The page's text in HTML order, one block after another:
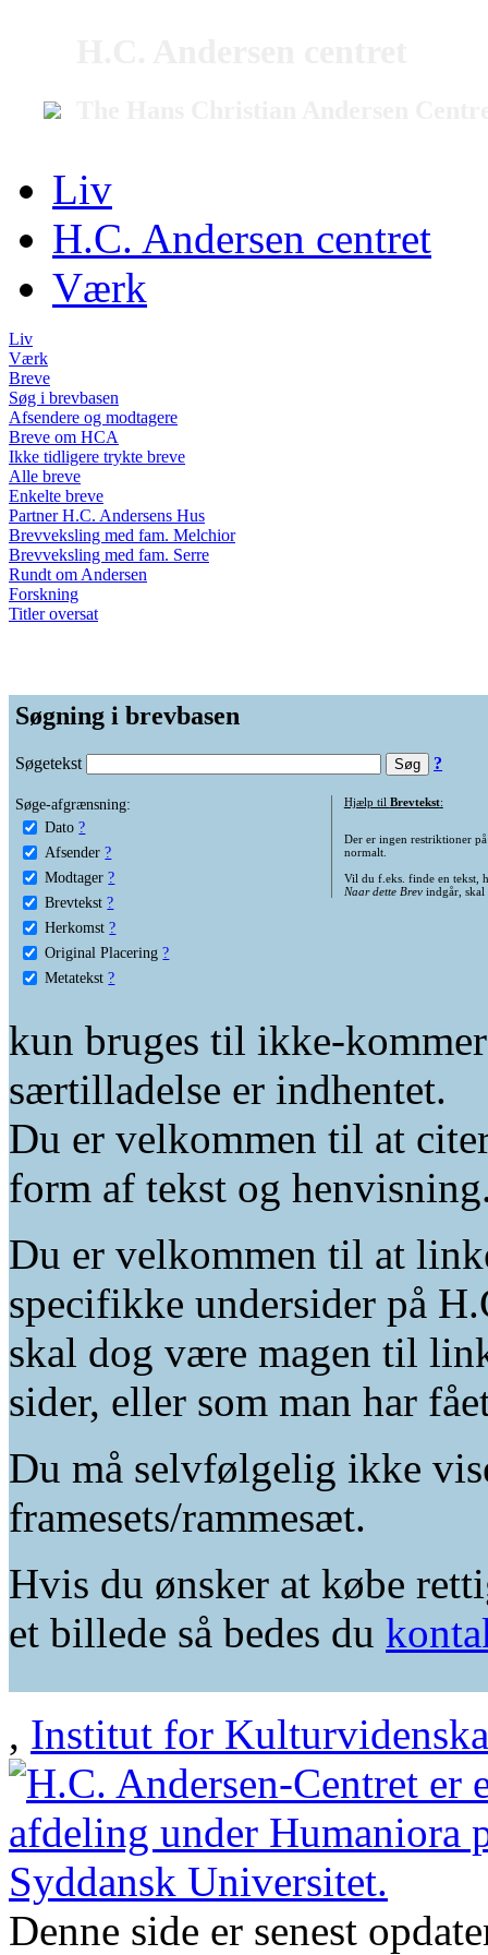
Liv
H.C. Andersen centret
Værk
Liv
Værk
Breve
Søg i brevbasen
Afsendere og modtagere
Breve om HCA
Ikke tidligere trykte breve
Alle breve
Enkelte breve
Partner H.C. Andersens Hus
Brevveksling med fam. Melchior
Brevveksling med fam. Serre
Rundt om Andersen
Forskning
Titler oversat
Søgning i brevbasen
Søgetekst ?
Søge-afgrænsning:
Dato ?
Afsender ?
Modtager ?
Brevtekst ?
Herkomst ?
Original Placering ?
Metatekst ?
Hjælp til Brevtekst:
Der er ingen restriktioner
normalt.
Vil du f.eks. finde en tekst,
Naar dette Brevindgår, skal
kun bruges til ikke-
særtilladelse er indhentet.
Du er velkommen til at
form af tekst og
Du er velkommen til at
specifikke undersider på
skal dog være magen til
sider, eller som man har
Du må selvfølgelig ikke
framesets/rammesæt.
Hvis du ønsker at købe
et billede så bedes du
, Institut for
Denne side er senest